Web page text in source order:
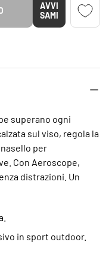
AVVI
SAMI
superano ogni
sul viso, regola la
per
Con Aeroscope,
distrazioni. Un
in sport outdoor.